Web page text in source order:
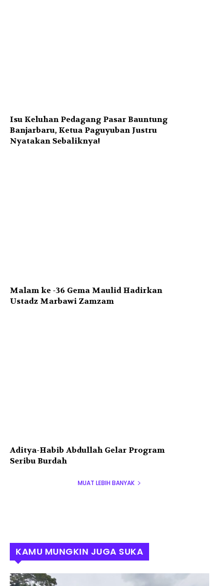
Isu Keluhan Pedagang Pasar Bauntung
Banjarbaru, Ketua Paguyuban Justru
Nyatakan Sebaliknya!
Malam ke -36 Gema Maulid Hadirkan
Ustadz Marbawi Zamzam
Aditya-Habib Abdullah Gelar Program
Seribu Burdah
MUAT LEBIH BANYAK
KAMU MUNGKIN JUGA SUKA